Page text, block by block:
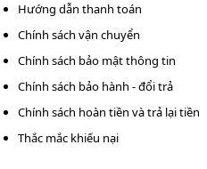
Hướng dẫn thanh toán
Chính sách vận chuyển
Chính sách bảo mật thông tin
Chính sách bảo hành - đổi trả
Chính sách hoàn tiền và trả lại tiền
Thắc mắc khiếu nại